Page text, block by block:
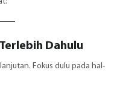
Dahulu
Fokus dulu pada hal-